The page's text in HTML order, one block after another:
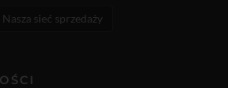
Nasza sieć sprzedaży